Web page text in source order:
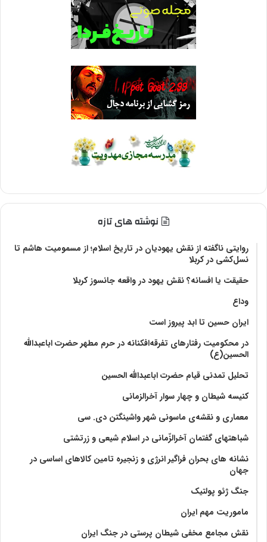
نوشته های تازه
روایتی ناگفته از نقش یهودیان در تاریخ اسلام؛ از مسمومیت هاشم تا
نسل‌کشی در کربلا
حقیقت یا افسانه؟‌ نقش یهود در واقعه جانسوز کربلا
وداع
ایران حسین تا ابد پیروز است
در محکومیت رفتارهای تفرقه‌افکنانه در حرم مطهر حضرت اباعبدالله
الحسین(ع)
تحلیل تمدنی قیام حضرت اباعبدالله الحسین
کنیسه شیطان و چهار سوار آخرالزمانی
معماری و نقشه‌ی ماسونی شهر واشينگتن دی. سی
شباهتهای گفتمان آخر‌الزّمانی در اسلام شیعی و زرتشتی
نشانه های بحران فراگیر انرژی و زنجیره تامین کالاهای اساسی در
جهان
جنگ ژئو پولتیک
ماموریت مهم ایران
نقش مجامع مخفی شیطان پرستی در جنگ ایران